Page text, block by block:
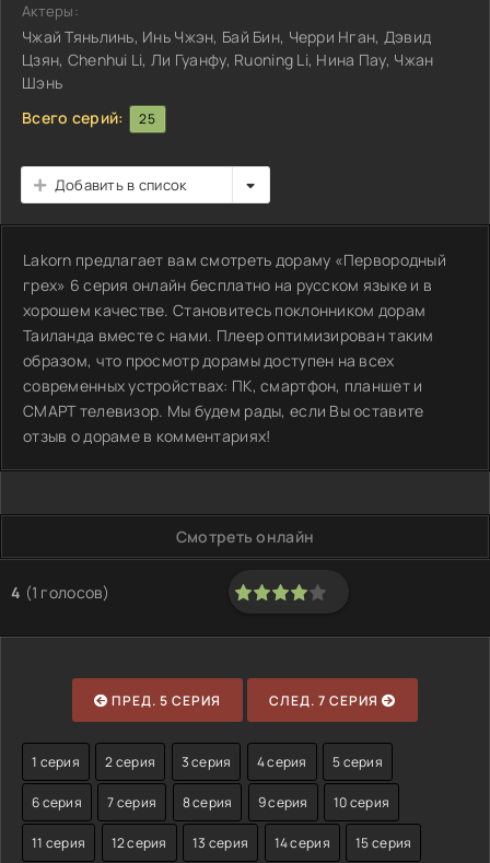
Актеры:
Чжай Тяньлинь, Инь Чжэн, Бай Бин, Черри Нган, Дэвид
Цзян, Chenhui Li, Ли Гуанфу, Ruoning Li, Нина Пау, Чжан
Шэнь
Всего серий:
25
Добавить в список
Lakorn предлагает вам смотреть дораму «Первородный
грех» 6 серия онлайн бесплатно на русском языке и в
хорошем качестве. Становитесь поклонником дорам
Таиланда вместе с нами. Плеер оптимизирован таким
образом, что просмотр дорамы доступен на всех
современных устройствах: ПК, смартфон, планшет и
СМАРТ телевизор. Мы будем рады, если Вы оставите
отзыв о дораме в комментариях!
Смотреть онлайн
4 (1 голосов)
80
ПРЕД. 5 СЕРИЯ СЛЕД. 7 СЕРИЯ
1 серия 2 серия 3 серия 4 серия 5 серия
6 серия 7 серия 8 серия 9 серия 10 серия
11 серия 12 серия 13 серия 14 серия 15 серия